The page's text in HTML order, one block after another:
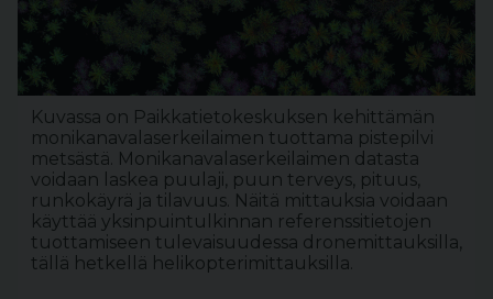
Kuvassa on Paikkatietokeskuksen kehittämän
monikanavalaserkeilaimen tuottama pistepilvi
metsästä. Monikanavalaserkeilaimen datasta
voidaan laskea puulaji, puun terveys, pituus,
runkokäyrä ja tilavuus. Näitä mittauksia voidaan
käyttää yksinpuintulkinnan referenssitietojen
tuottamiseen tulevaisuudessa dronemittauksilla,
tällä hetkellä helikopterimittauksilla.